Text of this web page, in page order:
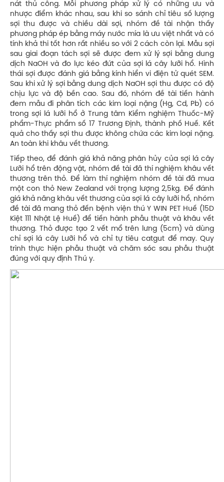
nát thủ công. Mỗi phương pháp xử lý có những ưu và
nhược điểm khác nhau, sau khi so sánh chỉ tiêu số lượng
sợi thu được và chiều dài sợi, nhóm đề tài nhận thấy
phương pháp ép bằng máy nước mía là ưu việt nhất và có
tính khả thi tốt hơn rất nhiều so với 2 cách còn lại. Mẫu sợi
sau giai đoạn tách sợi sẽ được đem xử lý sợi bằng dung
dịch NaOH và đo lực kéo đứt của sợi lá cây lưỡi hổ. Hình
thái sợi được đánh giá bằng kính hiển vi điện tử quét SEM.
Sau khi xử lý sợi bằng dung dịch NaOH sợi thu được có độ
chịu lực và độ bền cao. Sau đó, nhóm đề tài tiến hành
đem mẫu đi phân tích các kim loại nặng (Hg, Cd, Pb) có
trong sợi lá lưỡi hổ ở Trung tâm Kiểm nghiệm Thuốc-Mỹ
phẩm-Thực phẩm số 17 Trương Định, thành phố Huế. Kết
quả cho thấy sợi thu được không chứa các kim loại nặng.
An toàn khi khâu vết thương.
Tiếp theo, để đánh giá khả năng phân hủy của sợi lá cây
Lưỡi hổ trên động vật, nhóm đề tài đã thí nghiệm khâu vết
thương trên thỏ. Để làm thí nghiệm nhóm đề tài đã mua
một con thỏ New Zealand với trọng lượng 2,5kg. Để đánh
giá khả năng khâu vết thương của sợi lá cây lưỡi hổ, nhóm
đề tài đã mang thỏ đến bệnh viện thú Y WIN PET Huế (15D
Kiệt 111 Nhật Lệ Huế) để tiến hành phẫu thuật và khâu vết
thương. Thỏ được tạo 2 vết mổ trên lưng (5cm) và dùng
chỉ sợi lá cây Lưỡi hổ và chỉ tự tiêu catgut để may. Quy
trình thực hiện phẫu thuật và chăm sóc sau phẫu thuật
đúng với quy định Thú y.